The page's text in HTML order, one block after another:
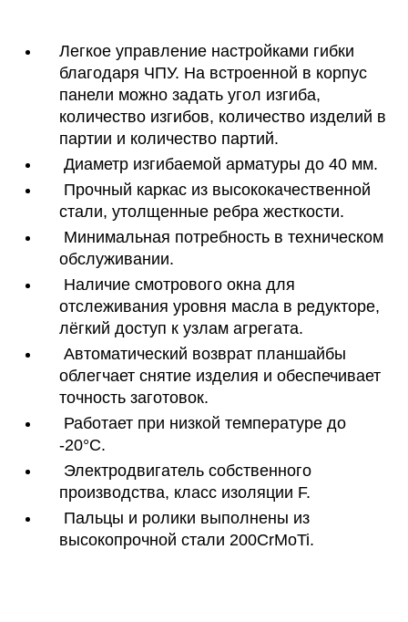
Легкое управление настройками гибки
благодаря ЧПУ. На встроенной в корпус
панели можно задать угол изгиба,
количество изгибов, количество изделий в
партии и количество партий.
Диаметр изгибаемой арматуры до 40 мм.
Прочный каркас из высококачественной
стали, утолщенные ребра жесткости.
Минимальная потребность в техническом
обслуживании.
Наличие смотрового окна для
отслеживания уровня масла в редукторе,
лёгкий доступ к узлам агрегата.
Автоматический возврат планшайбы
облегчает снятие изделия и обеспечивает
точность заготовок.
Работает при низкой температуре до
-20°C.
Электродвигатель собственного
производства, класс изоляции F.
Пальцы и ролики выполнены из
высокопрочной стали 200CrMoTi.